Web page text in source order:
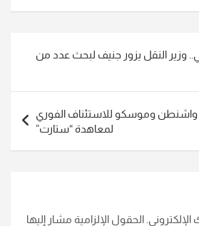
وزير النقل يزور جنيف لبحث عدد من
واشنطن وموسكو للاستئناف الفوري
لمعاهدة “ستارت”
الحقول الإلزامية مشار إليها